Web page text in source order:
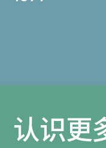
认识更